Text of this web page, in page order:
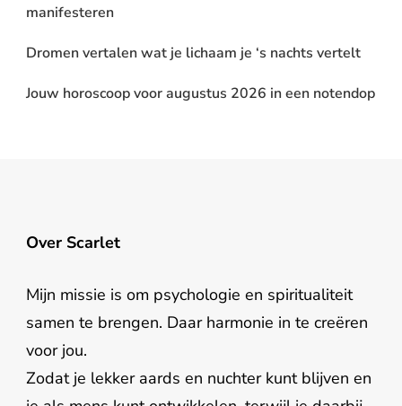
manifesteren
Dromen vertalen wat je lichaam je ‘s nachts vertelt
Jouw horoscoop voor augustus 2026 in een notendop
Over Scarlet
Mijn missie is om psychologie en spiritualiteit
samen te brengen. Daar harmonie in te creëren
voor jou.
Zodat je lekker aards en nuchter kunt blijven en